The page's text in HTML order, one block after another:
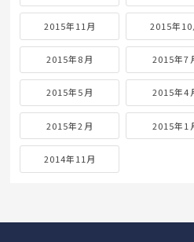
2015年11月 2015年10
2015年8月 2015年7
2015年5月 2015年4
2015年2月 2015年1
2014年11月